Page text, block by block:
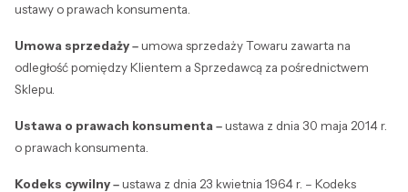
ustawy o prawach konsumenta.
Umowa sprzedaży –umowa sprzedaży Towaru zawarta na
odległość pomiędzy Klientem a Sprzedawcą za pośrednictwem
Sklepu.
Ustawa o prawach konsumenta –ustawa z dnia 30 maja 2014 r.
o prawach konsumenta.
Kodeks cywilny –ustawa z dnia 23 kwietnia 1964 r. – Kodeks